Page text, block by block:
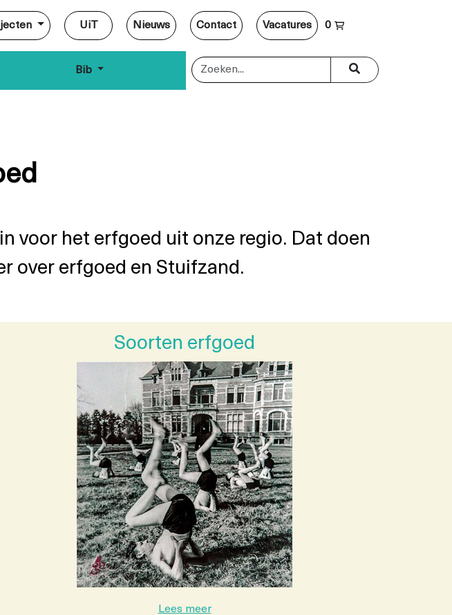
UiT Nieuws Contact Vacatures 0
Bib
voor het erfgoed uit onze regio. Dat doen
over erfgoed en Stuifzand.
Soorten erfgoed
Lees meer